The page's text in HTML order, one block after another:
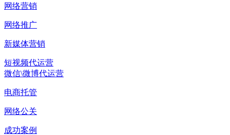
网络营销
网络推广
新媒体营销
短视频代运营
微信\微博代运营
电商托管
网络公关
成功案例